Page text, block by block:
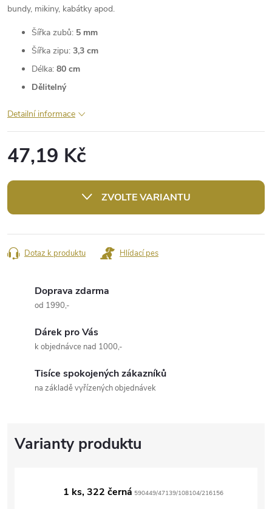
bundy, mikiny, kabátky apod.
Šířka zubů: 5 mm
Šířka zipu: 3,3 cm
Délka: 80 cm
Dělitelný
Detailní informace
47,19 Kč
cena:
ZVOLTE VARIANTU
Dotaz k produktu Hlídací pes
Doprava zdarma
od 1990,-
Dárek pro Vás
k objednávce nad 1000,-
Tisíce spokojených zákazníků
na základě vyřízených objednávek
1 ks, 322 černá 590449/47139/108104/216156